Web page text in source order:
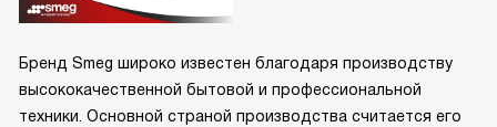
Бренд Smeg широко известен благодаря производству
высококачественной бытовой и профессиональной
техники. Основной страной производства считается его